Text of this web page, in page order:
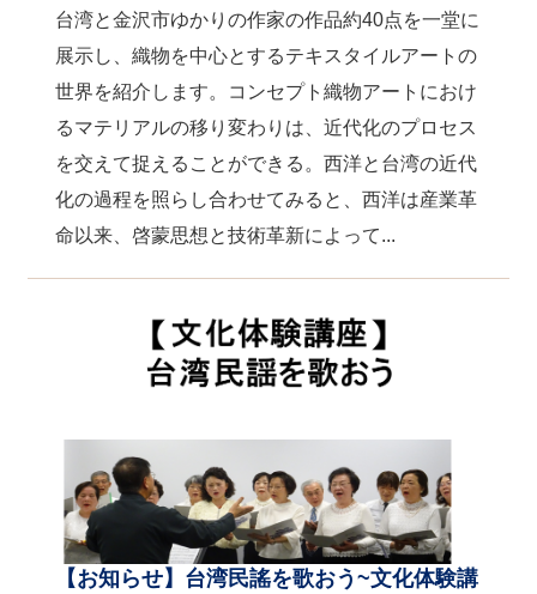
台湾と金沢市ゆかりの作家の作品約40点を一堂に
展示し、織物を中心とするテキスタイルアートの
世界を紹介します。コンセプト織物アートにおけ
るマテリアルの移り変わりは、近代化のプロセス
を交えて捉えることができる。西洋と台湾の近代
化の過程を照らし合わせてみると、西洋は産業革
命以来、啓蒙思想と技術革新によって...
【お知らせ】台湾民謠を歌おう~文化体験講